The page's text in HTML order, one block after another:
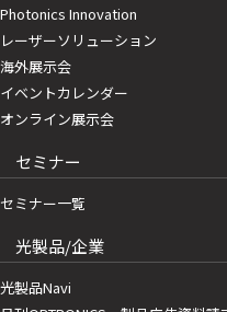
Photonics Innovation
レーザーソリューション
海外展示会
イベントカレンダー
オンライン展示会
セミナー
セミナー一覧
光製品/企業
光製品Navi